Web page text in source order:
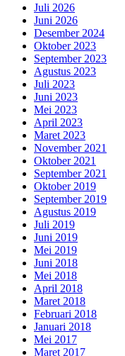
Juli 2026
Juni 2026
Desember 2024
Oktober 2023
September 2023
Agustus 2023
Juli 2023
Juni 2023
Mei 2023
April 2023
Maret 2023
November 2021
Oktober 2021
September 2021
Oktober 2019
September 2019
Agustus 2019
Juli 2019
Juni 2019
Mei 2019
Juni 2018
Mei 2018
April 2018
Maret 2018
Februari 2018
Januari 2018
Mei 2017
Maret 2017